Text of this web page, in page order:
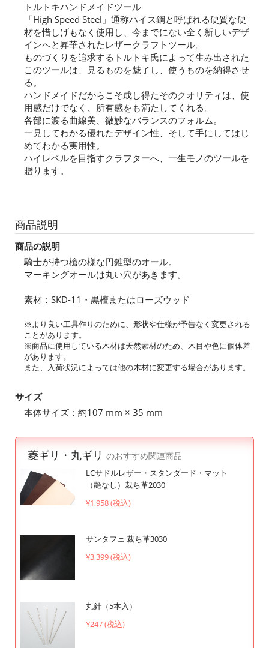
トルトキハンドメイドツール
「High Speed Steel」通称ハイス鋼と呼ばれる硬質な硬
材を惜しげもなく使用し、今までにない全く新しいデザ
インへと昇華されたレザークラフトツール。
ものづくりを追求するトルトキ氏によって生み出された
このツールは、見るものを魅了し、使うものを納得させ
る。
ハンドメイドだからこそ成し得たそのクオリティは、使
用感だけでなく、所有感をも満たしてくれる。
各部に渡る曲線美、微妙なバランスのフォルム。
一見してわかる優れたデザイン性、そして手にしてはじ
めてわかる実用性。
ハイレベルを目指すクラフターへ、一生モノのツールを
贈ります。
商品説明
商品の説明
騎士が持つ槍の様な円錐型のオール。
マーキングオールは丸い穴があきます。
素材：SKD-11・黒檀またはローズウッド
※より良い工具作りのために、形状や仕様が予告なく変更される
ことがあります。
※商品に使用している木材は天然素材のため、木目や色に個体差
があります。
また、入荷状況によっては他の木材に変更する場合があります。
サイズ
本体サイズ：約107 mm × 35 mm
菱ギリ・丸ギリ のおすすめ関連商品
LCサドルレザー・スタンダード・マット
（艶なし）裁ち革2030
¥1,958 (税込)
サンタフェ 裁ち革3030
¥3,399 (税込)
丸針（5本入）
¥247 (税込)